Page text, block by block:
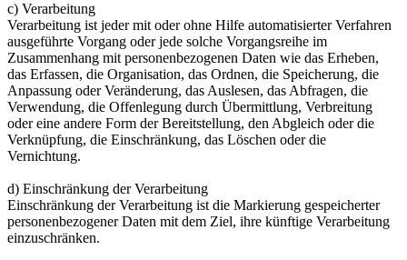
c) Verarbeitung
Verarbeitung ist jeder mit oder ohne Hilfe automatisierter Verfahren
ausgeführte Vorgang oder jede solche Vorgangsreihe im
Zusammenhang mit personenbezogenen Daten wie das Erheben,
das Erfassen, die Organisation, das Ordnen, die Speicherung, die
Anpassung oder Veränderung, das Auslesen, das Abfragen, die
Verwendung, die Offenlegung durch Übermittlung, Verbreitung
oder eine andere Form der Bereitstellung, den Abgleich oder die
Verknüpfung, die Einschränkung, das Löschen oder die
Vernichtung.
d) Einschränkung der Verarbeitung
Einschränkung der Verarbeitung ist die Markierung gespeicherter
personenbezogener Daten mit dem Ziel, ihre künftige Verarbeitung
einzuschränken.